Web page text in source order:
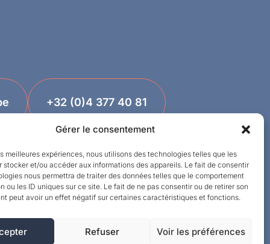
Gérer le consentement
meilleures expériences, nous utilisons des technologies telles que les
stocker et/ou accéder aux informations des appareils. Le fait de consentir
nous permettra de traiter des données telles que le comportement
ou les ID uniques sur ce site. Le fait de ne pas consentir ou de retirer son
peut avoir un effet négatif sur certaines caractéristiques et fonctions.
Refuser Voir les préférences
+32 (0)4 377 40 81